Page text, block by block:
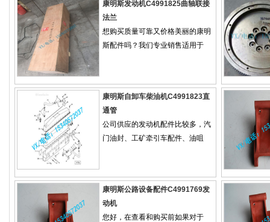
康明斯发动机C4991825曲轴联接
法兰
想购买质量可靠又价格美丽的康明
斯配件吗？我们专业销售适用于
康明斯自卸车柴油机C4991823直
通管
公司供应的发动机配件比较多，汽
门油封、工矿牵引车配件、油咀
康明斯公路设备配件C4991769发
动机
您好，在查看和购买前如果对于